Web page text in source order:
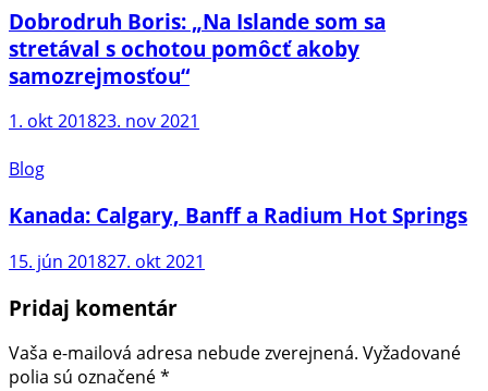
Dobrodruh Boris: „Na Islande som sa
stretával s ochotou pomôcť akoby
samozrejmosťou“
1. okt 201823. nov 2021
Blog
Kanada: Calgary, Banff a Radium Hot Springs
15. jún 201827. okt 2021
Pridaj komentár
Vaša e-mailová adresa nebude zverejnená. Vyžadované
polia sú označené*